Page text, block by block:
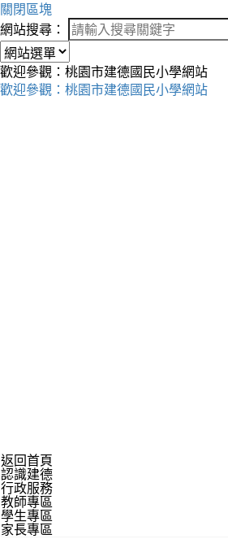
關閉區塊
網站搜尋：
歡迎參觀：桃園市建德國民小學網站
歡迎參觀：桃園市建德國民小學網站
返回首頁
認識建德
行政服務
教師專區
學生專區
家長專區